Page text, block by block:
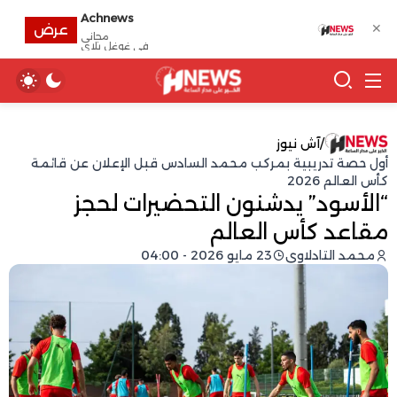
/آش نيوز
أول حصة تدريبية بمركب محمد السادس قبل الإعلان عن قائمة
كأس العالم 2026
“الأسود” يدشنون التحضيرات لحجز
مقاعد كأس العالم
محمد التادلاوي 23 مايو 2026 - 04:00
✕
Achnews
مجانى
في غوغل بلاي
عرض